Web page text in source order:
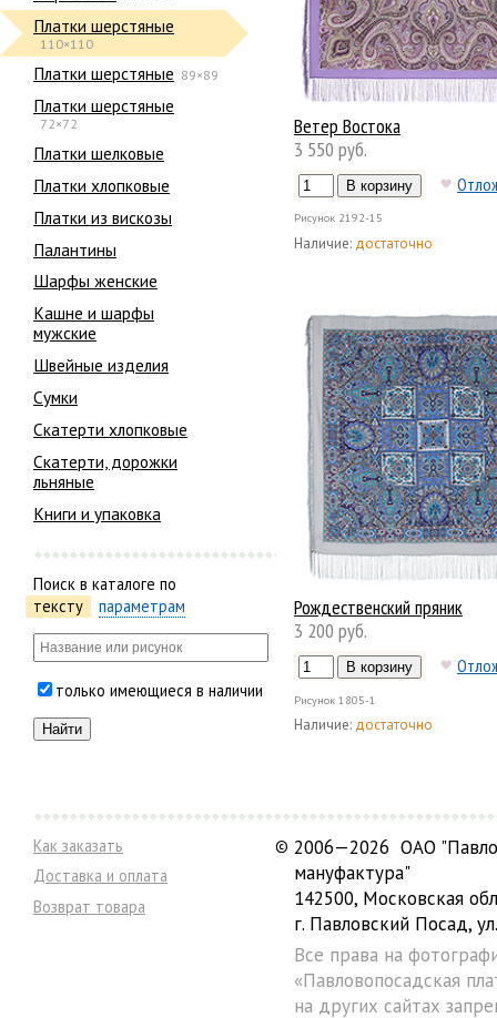
Платки шерстяные
110×110
Платки шерстяные 89×89
Платки шерстяные
72×72
Платки шелковые
Платки хлопковые
Платки из вискозы
Палантины
Шарфы женские
Кашне и шарфы
мужские
Швейные изделия
Сумки
Скатерти хлопковые
Скатерти, дорожки
льняные
Книги и упаковка
Поиск в каталоге по
тексту
параметрам
только имеющиеся в наличии
Ветер Востока
3 550 руб.
Рисунок 2192-15
Наличие: достаточно
Рождественский пряник
3 200 руб.
Рисунок 1805-1
Наличие: достаточно
Как заказать
Доставка и оплата
Возврат товара
© 2006—2026 ОАО
мануфактура"
142500, Московская
г. Павловский Посад,
Все права на
«Павловопосадская
на других сайтах